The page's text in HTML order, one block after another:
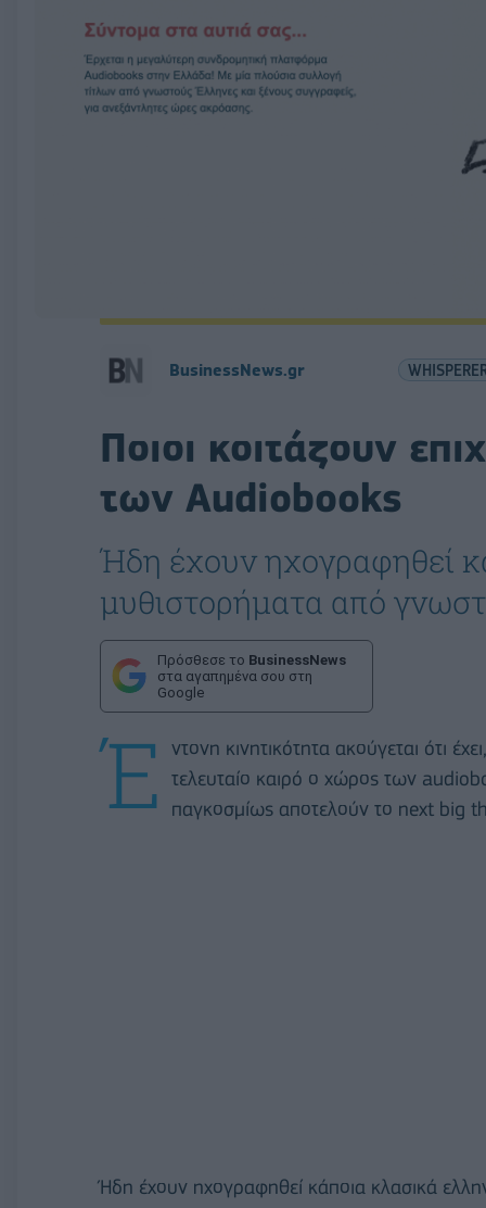
BusinessNews.gr
Ποιοι κοιτάζουν
των Audiobooks
Ήδη έχουν ηχογραφηθεί
μυθιστορήματα από
Πρόσθεσε το BusinessNews
στα αγαπημένα σου στη
Google
Έ
ντονη κινητικότητα ακούγεται ότι
τελευταίο καιρό ο χώρος των
παγκοσμίως αποτελούν το next big
Ήδη έχουν ηχογραφηθεί κάποια κλασικά